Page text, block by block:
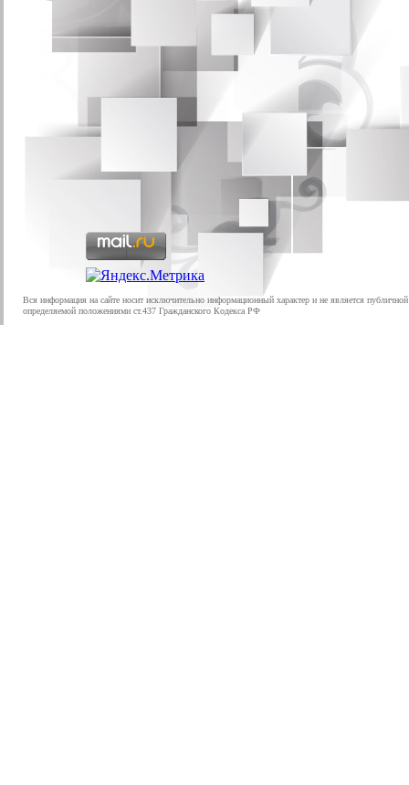
Вся информация на сайте носит исключительно информационный характер и не является
определяемой положениями ст.437 Гражданского Кодекса РФ